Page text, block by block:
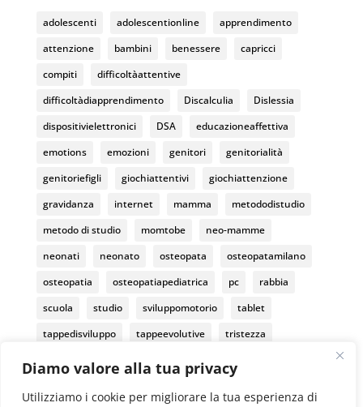
Diamo valore alla tua privacy
Utilizziamo i cookie per migliorare la tua esperienza di
k C
h
a
n
n
el
adolescenti adolescentionline
apprendimento
attenzione
bambini benessere
capricci
compiti
difficoltàattentive
difficoltàdiapprendimento
Discalculia
Dislessia
dispositivielettronici
DSA
educazioneaffettiva
emotions
emozioni genitori
genitorialità
genitoriefigli
giochiattentivi
giochiattenzione
gravidanza
internet mamma
metododistudio
metodo di studio
momtobe
neo-mamme
neonati
neonato osteopata
osteopatamilano
osteopatia
osteopatiapediatrica pc
rabbia
scuola
studio sviluppomotorio
tablet
tappedisviluppo
tappeevolutive
tristezza
tummytime